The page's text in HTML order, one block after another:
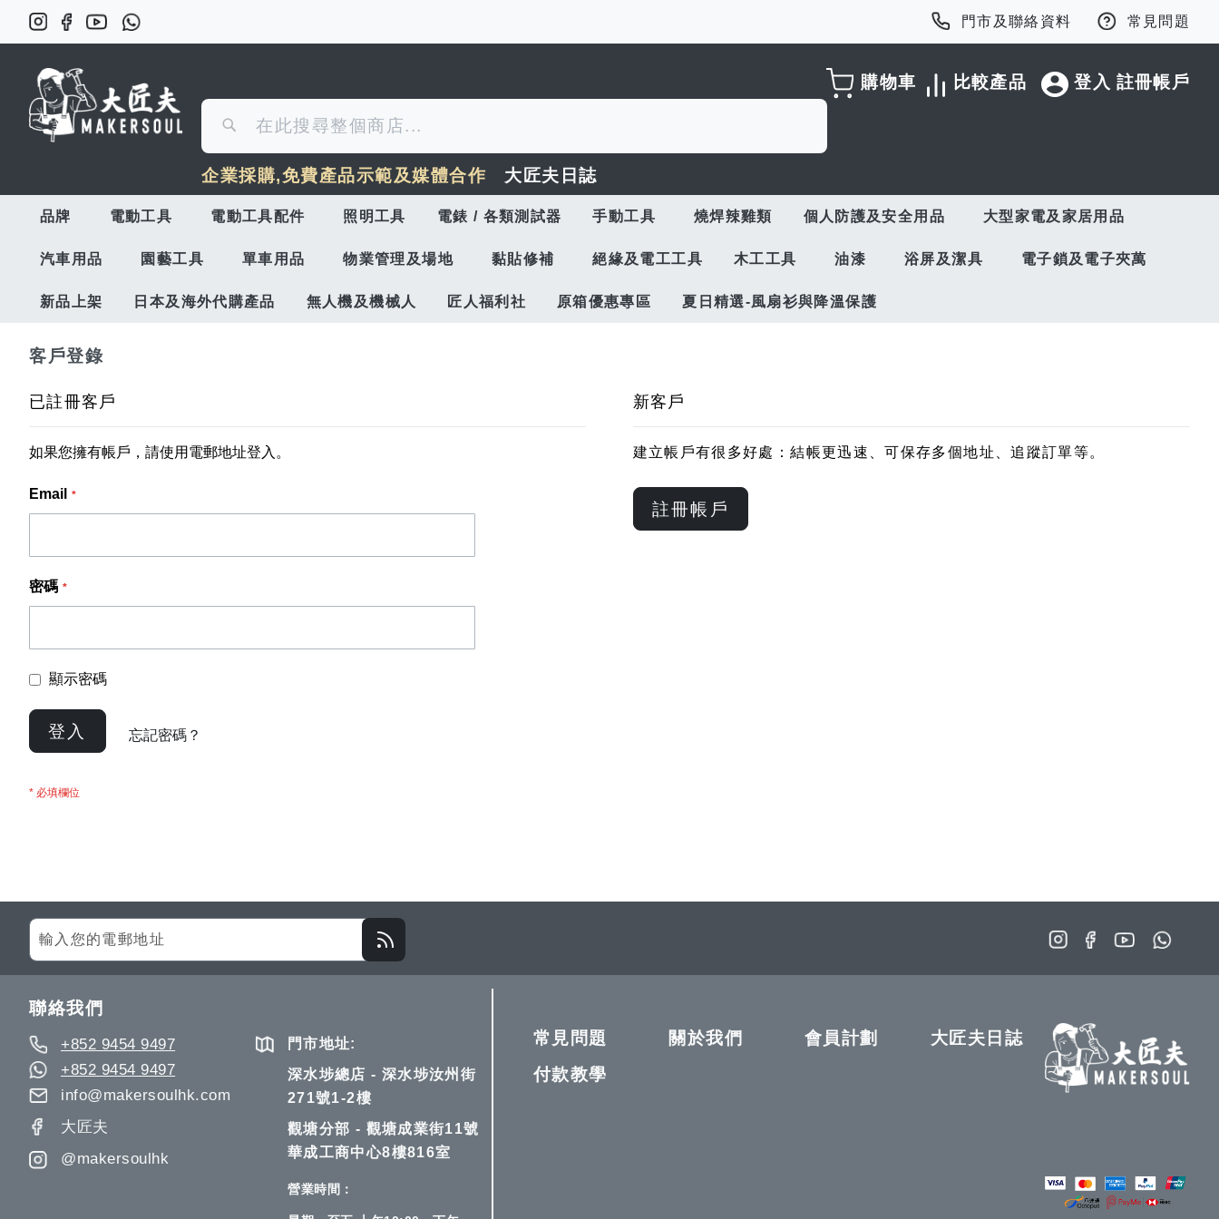
門市及聯絡資料 常見問題
登入 註冊帳戶
比較產品
購物車
尋
搜
尋
企業採購,免費產品示範及媒體合作 大匠夫日誌
品牌 電動工具 電動工具配件 照明工具 電錶 / 各類測試器 手動工具 燒焊辣雞類 個人防護及安全用品 大型家電及家居用品
汽車用品 園藝工具 單車用品 物業管理及場地 黏貼修補 絕緣及電工工具 木工工具 油漆 浴屏及潔具 電子鎖及電子夾萬
新品上架 日本及海外代購產品 無人機及機械人 匠人福利社 原箱優惠專區 夏日精選-風扇衫與降溫保護
客戶登錄
已註冊客戶
如果您擁有帳戶，請使用電郵地址登入。
Email
密碼
顯示密碼
登入 忘記密碼？
新客戶
建立帳戶有很多好處：結帳更迅速、可保存多個地址、追蹤訂單等。
註冊帳戶
Sign
Up
for
Our
聯絡我們
+852 9454 9497
+852 9454 9497
info@makersoulhk.com
大匠夫
@makersoulhk
門市地址:
深水埗總店 - 深水埗汝州街
271號1-2樓
觀塘分部 - 觀塘成業街11號
華成工商中心8樓816室
營業時間：
常見問題 關於我們 會員計劃
大匠夫日誌
付款教學